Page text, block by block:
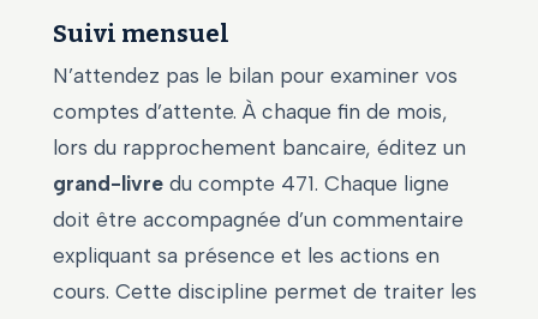
Suivi mensuel
N’attendez pas le bilan pour examiner vos
comptes d’attente. À chaque fin de mois,
lors du rapprochement bancaire, éditez un
grand-livre du compte 471. Chaque ligne
doit être accompagnée d’un commentaire
expliquant sa présence et les actions en
cours. Cette discipline permet de traiter les